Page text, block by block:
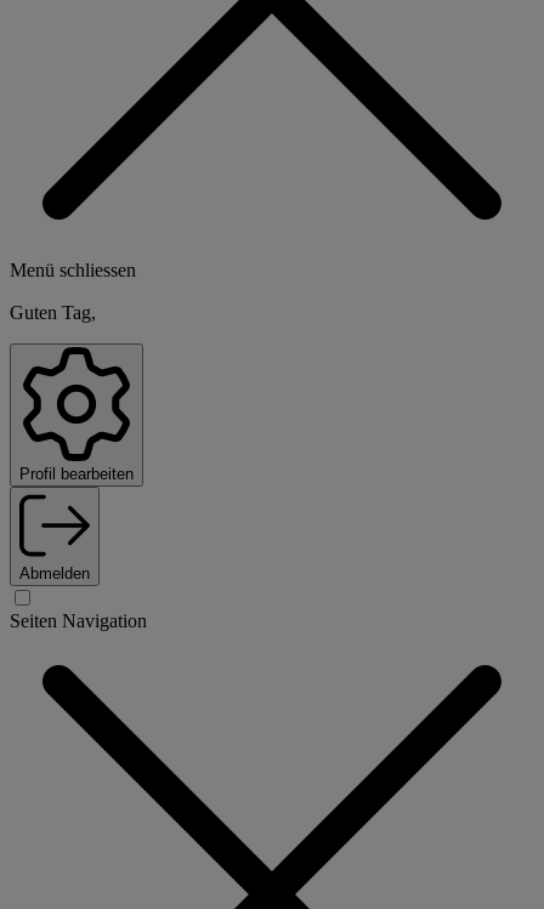
Menü schliessen
Guten Tag,
Profil bearbeiten
Abmelden
Seiten Navigation